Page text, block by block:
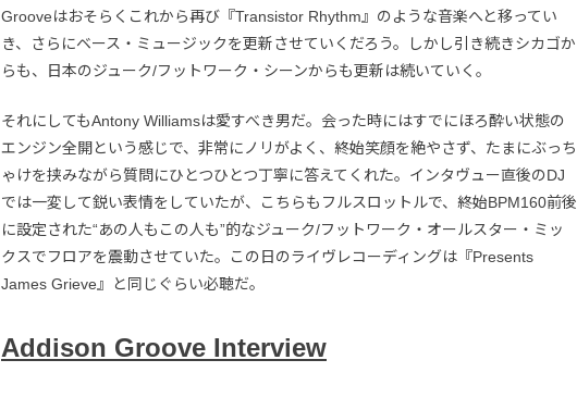
Grooveはおそらくこれから再び『Transistor Rhythm』のような音楽へと移ってい
き、さらにベース・ミュージックを更新させていくだろう。しかし引き続きシカゴか
らも、日本のジューク/フットワーク・シーンからも更新は続いていく。
それにしてもAntony Williamsは愛すべき男だ。会った時にはすでにほろ酔い状態の
エンジン全開という感じで、非常にノリがよく、終始笑顔を絶やさず、たまにぶっち
ゃけを挟みながら質問にひとつひとつ丁寧に答えてくれた。インタヴュー直後のDJ
では一変して鋭い表情をしていたが、こちらもフルスロットルで、終始BPM160前後
に設定された“あの人もこの人も”的なジューク/フットワーク・オールスター・ミッ
クスでフロアを震動させていた。この日のライヴレコーディングは『Presents
James Grieve』と同じぐらい必聴だ。
Addison Groove Interview